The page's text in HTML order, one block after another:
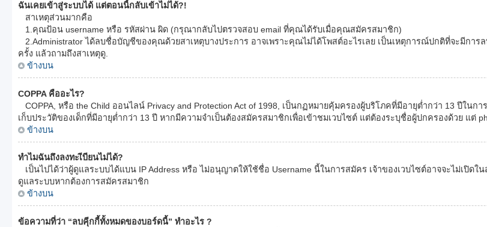
ฉันเคยเข้าสู่ระบบได้ แต่ตอนนี้กลับเข้าไม่ได้?!
สาเหตุส่วนมากคือ
1.คุณป้อน username หรือ รหัสผ่าน ผิด (กรุณากลับไปตรวจสอบ email ที่คุณได้รับเมื่อคุณสมัครสมาชิก)
2.Administrator ได้ลบชื่อบัญชีของคุณด้วยสาเหตุบางประการ อาจเพราะคุณไม่ได้โพสต์อะไรเลย เป็นเหตุการณ์ปกติที่จะมีกา
ครั้ง แล้วถามถึงสาเหตุดู.
ข้างบน
COPPA คืออะไร?
COPPA, หรือ the Child ออนไลน์ Privacy and Protection Act of 1998, เป็นกฏหมายคุ้มครองผู้บริโภคที่มีอายุต่ำกว่า 13 ปีใน
เก็บประวัติของเด็กที่มีอายุต่ำกว่า 13 ปี หากมีความจำเป็นต้องสมัครสมาชิกเพื่อเข้าชมเวบไซต์ แต่ต้องระบุชื่อผู้ปกครองด้วย แต่
ข้างบน
ทำไมฉันถึงลงทะเีบียนไม่ได้?
เป็นไปได้ว่าผู้ดูแลระบบได้แบน IP Address หรือ ไม่อนุญาตให้ใช้ชื่อ Username นี้ในการสมัคร เจ้าของเวบไซต์อาจจะไม่เปิ
ดูแลระบบหากต้องการสมัครสมาชิก
ข้างบน
ข้อความที่ว่า “ลบคุีกกี้ทั้งหมดของบอร์ดนี้” ทำอะไร ?